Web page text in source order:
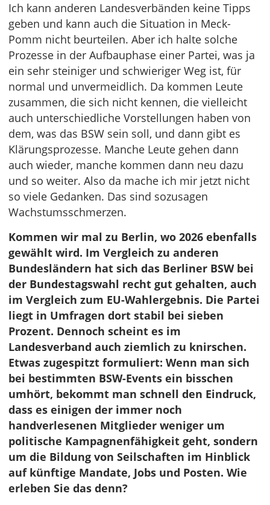
Ich kann anderen Landesverbänden keine Tipps
geben und kann auch die Situation in Meck-
Pomm nicht beurteilen. Aber ich halte solche
Prozesse in der Aufbauphase einer Partei, was ja
ein sehr steiniger und schwieriger Weg ist, für
normal und unvermeidlich. Da kommen Leute
zusammen, die sich nicht kennen, die vielleicht
auch unterschiedliche Vorstellungen haben von
dem, was das BSW sein soll, und dann gibt es
Klärungsprozesse. Manche Leute gehen dann
auch wieder, manche kommen dann neu dazu
und so weiter. Also da mache ich mir jetzt nicht
so viele Gedanken. Das sind sozusagen
Wachstumsschmerzen.
Kommen wir mal zu Berlin, wo 2026 ebenfalls
gewählt wird. Im Vergleich zu anderen
Bundesländern hat sich das Berliner BSW bei
der Bundestagswahl recht gut gehalten, auch
im Vergleich zum EU-Wahlergebnis. Die Partei
liegt in Umfragen dort stabil bei sieben
Prozent. Dennoch scheint es im
Landesverband auch ziemlich zu knirschen.
Etwas zugespitzt formuliert: Wenn man sich
bei bestimmten BSW-Events ein bisschen
umhört, bekommt man schnell den Eindruck,
dass es einigen der immer noch
handverlesenen Mitglieder weniger um
politische Kampagnenfähigkeit geht, sondern
um die Bildung von Seilschaften im Hinblick
auf künftige Mandate, Jobs und Posten. Wie
erleben Sie das denn?